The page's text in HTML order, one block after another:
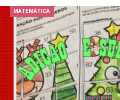
MATEMÁTICA